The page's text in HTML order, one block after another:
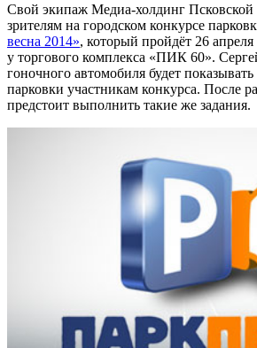
Свой экипаж Медиа-холдинг Псковской
зрителям на городском конкурсе
весна 2014», который пройдёт 26
у торгового комплекса «ПИК 60».
гоночного автомобиля будет
парковки участникам конкурса. После
предстоит выполнить такие же задания.